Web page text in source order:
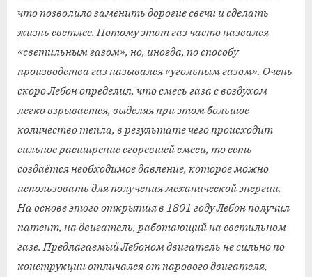
что позволило заменить дорогие свечи и сделать
жизнь светлее. Потому этот газ часто назвался
«светильным газом», но, иногда, по способу
производства газ назывался «угольным газом». Очень
скоро Лебон определил, что смесь газа с воздухом
легко взрывается, выделяя при этом большое
количество тепла, в результате чего происходит
сильное расширение сгоревшей смеси, то есть
создаётся необходимое давление, которое можно
использовать для получения механической энергии.
На основе этого открытия в 1801 году Лебон получил
патент, на двигатель, работающий на светильном
газе. Предлагаемый Лебоном двигатель не сильно по
конструкции отличался от парового двигателя,